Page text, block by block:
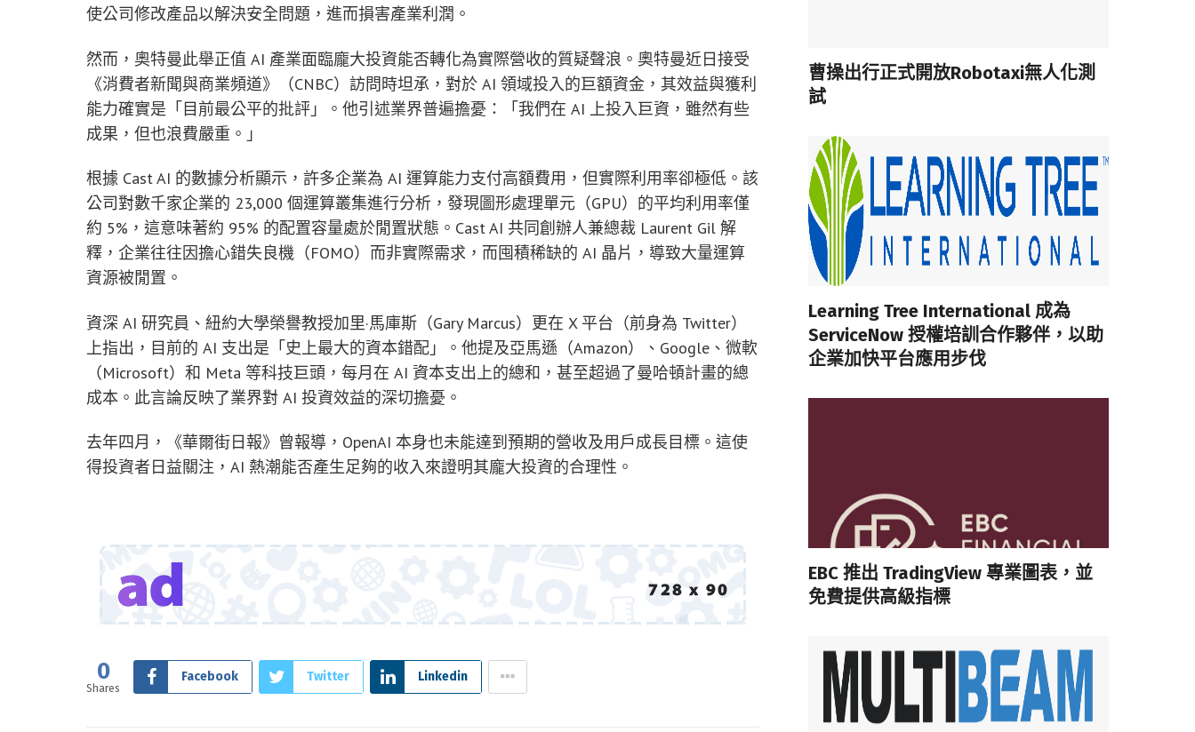
使公司修改產品以解決安全問題，進而損害產業利潤。
然而，奧特曼此舉正值 AI 產業面臨龐大投資能否轉化為實際營收的質疑聲浪。奧特曼近日接受
《消費者新聞與商業頻道》（CNBC）訪問時坦承，對於 AI 領域投入的巨額資金，其效益與獲利
能力確實是「目前最公平的批評」。他引述業界普遍擔憂：「我們在 AI 上投入巨資，雖然有些
成果，但也浪費嚴重。」
根據 Cast AI 的數據分析顯示，許多企業為 AI 運算能力支付高額費用，但實際利用率卻極低。該
公司對數千家企業的 23,000 個運算叢集進行分析，發現圖形處理單元（GPU）的平均利用率僅
約 5%，這意味著約 95% 的配置容量處於閒置狀態。Cast AI 共同創辦人兼總裁 Laurent Gil 解
釋，企業往往因擔心錯失良機（FOMO）而非實際需求，而囤積稀缺的 AI 晶片，導致大量運算
資源被閒置。
資深 AI 研究員、紐約大學榮譽教授加里·馬庫斯（Gary Marcus）更在 X 平台（前身為 Twitter）
上指出，目前的 AI 支出是「史上最大的資本錯配」。他提及亞馬遜（Amazon）、Google、微軟
（Microsoft）和 Meta 等科技巨頭，每月在 AI 資本支出上的總和，甚至超過了曼哈頓計畫的總
成本。此言論反映了業界對 AI 投資效益的深切擔憂。
去年四月，《華爾街日報》曾報導，OpenAI 本身也未能達到預期的營收及用戶成長目標。這使
得投資者日益關注，AI 熱潮能否產生足夠的收入來證明其龐大投資的合理性。
0
Shares
Facebook Twitter Linkedin
曹操出行正式開放Robotaxi無人化測
試
Learning Tree International 成為
ServiceNow 授權培訓合作夥伴，以助
企業加快平台應用步伐
EBC 推出 TradingView 專業圖表，並
免費提供高級指標